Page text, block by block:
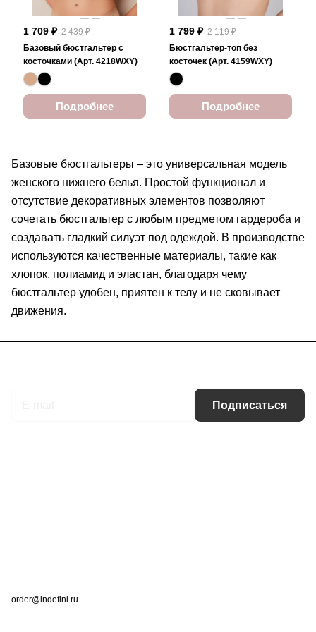
1 709 ₽ 2 439 ₽
Базовый бюстгальтер с
косточками (Арт. 4218WXY)
Подробнее
1 799 ₽ 2 119 ₽
Бюстгальтер-топ без
косточек (Арт. 4159WXY)
Подробнее
Базовые бюстгальтеры – это универсальная модель
женского нижнего белья. Простой функционал и
отсутствие декоративных элементов позволяют
сочетать бюстгальтер с любым предметом гардероба и
создавать гладкий силуэт под одеждой. В производстве
используются качественные материалы, такие как
хлопок, полиамид и эластан, благодаря чему
бюстгальтер удобен, приятен к телу и не сковывает
движения.
Подписаться
order@indefini.ru